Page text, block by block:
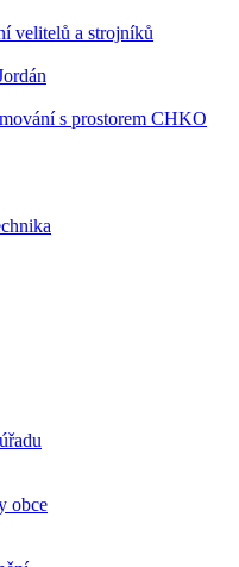
velitelů a strojníků
s prostorem CHKO
obce